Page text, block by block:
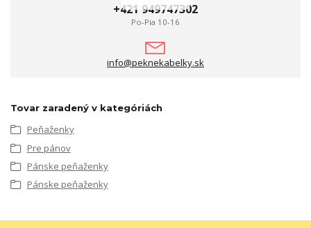
+421 949747302
Po-Pia 10-16
info@peknekabelky.sk
Tovar zaradený v kategóriách
Peňaženky
Pre pánov
Pánske peňaženky
Pánske peňaženky